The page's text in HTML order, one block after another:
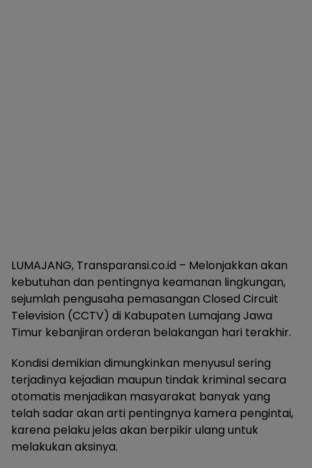
LUMAJANG, Transparansi.co.id – Melonjakkan akan
kebutuhan dan pentingnya keamanan lingkungan,
sejumlah pengusaha pemasangan Closed Circuit
Television (CCTV) di Kabupaten Lumajang Jawa
Timur kebanjiran orderan belakangan hari terakhir.
Kondisi demikian dimungkinkan menyusul sering
terjadinya kejadian maupun tindak kriminal secara
otomatis menjadikan masyarakat banyak yang
telah sadar akan arti pentingnya kamera pengintai,
karena pelaku jelas akan berpikir ulang untuk
melakukan aksinya.